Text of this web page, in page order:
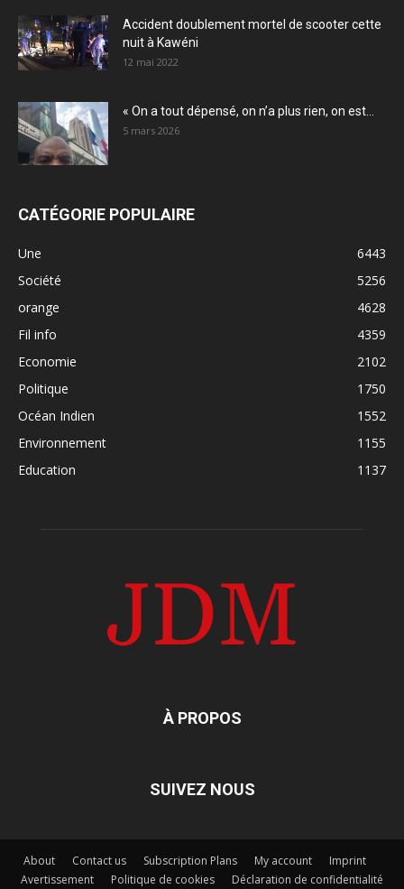
Accident doublement mortel de scooter cette
nuit à Kawéni
12 mai 2022
« On a tout dépensé, on n’a plus rien, on est...
5 mars 2026
CATÉGORIE POPULAIRE
Une
6443
Société
5256
orange
4628
Fil info
4359
Economie
2102
Politique
1750
Océan Indien
1552
Environnement
1155
Education
1137
À PROPOS
SUIVEZ NOUS
About Contact us Subscription Plans My account
Imprint
Avertissement
Politique de cookies Déclaration de confidentialité